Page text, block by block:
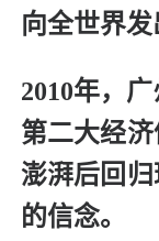
向全世界发
2010年，
第二大经
澎湃后回
的信念。